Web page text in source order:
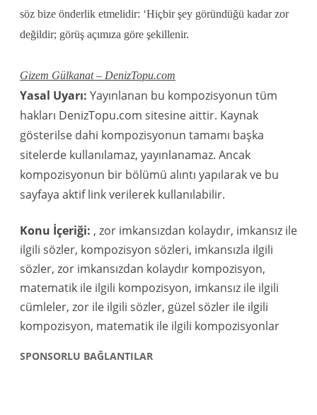
söz bize önderlik etmelidir: ‘Hiçbir şey göründüğü kadar zor
değildir; görüş açımıza göre şekillenir.
Gizem Gülkanat – DenizTopu.com
Yasal Uyarı: Yayınlanan bu kompozisyonun tüm
hakları DenizTopu.com sitesine aittir. Kaynak
gösterilse dahi kompozisyonun tamamı başka
sitelerde kullanılamaz, yayınlanamaz. Ancak
kompozisyonun bir bölümü alıntı yapılarak ve bu
sayfaya aktif link verilerek kullanılabilir.
Konu İçeriği: , zor imkansızdan kolaydır, imkansız ile
ilgili sözler, kompozisyon sözleri, imkansızla ilgili
sözler, zor imkansızdan kolaydır kompozisyon,
matematik ile ilgili kompozisyon, imkansız ile ilgili
cümleler, zor ile ilgili sözler, güzel sözler ile ilgili
kompozisyon, matematik ile ilgili kompozisyonlar
SPONSORLU BAĞLANTILAR